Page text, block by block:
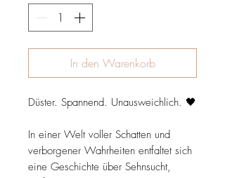
In den Warenkorb
Düster. Spannend. Unausweichlich. 🖤
In einer Welt voller Schatten und
verborgener Wahrheiten entfaltet sich
eine Geschichte über Sehnsucht,